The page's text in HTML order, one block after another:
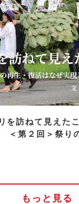
を訪ねて見えた
＜第２回＞祭り
もっと見る